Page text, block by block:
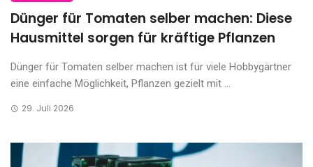
Dünger für Tomaten selber machen: Diese
Hausmittel sorgen für kräftige Pflanzen
Dünger für Tomaten selber machen ist für viele Hobbygärtner
eine einfache Möglichkeit, Pflanzen gezielt mit ...
29. Juli 2026